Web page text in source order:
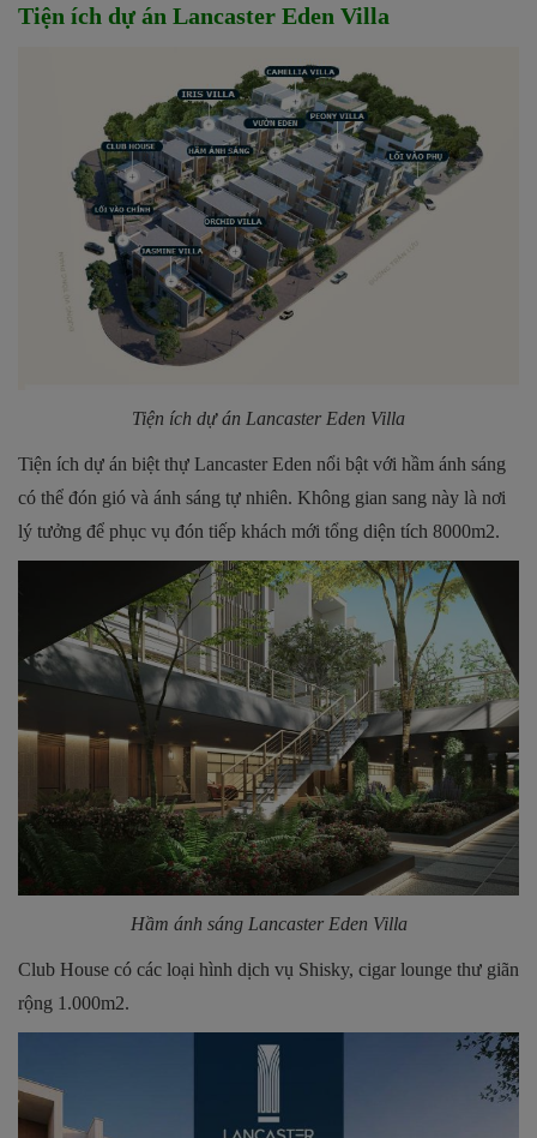
Tiện ích dự án Lancaster Eden Villa
Tiện ích dự án Lancaster Eden Villa
Tiện ích dự án biệt thự Lancaster Eden nổi bật với hầm ánh sáng
có thể đón gió và ánh sáng tự nhiên. Không gian sang này là nơi
lý tưởng để phục vụ đón tiếp khách mới tổng diện tích 8000m2.
Hầm ánh sáng Lancaster Eden Villa
Club House có các loại hình dịch vụ Shisky, cigar lounge thư giãn
rộng 1.000m2.